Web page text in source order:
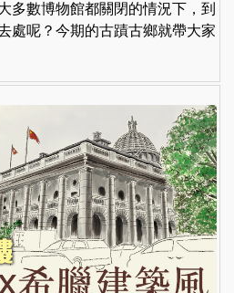
多數博物館都關閉的情況下，到
處呢？今期的古蹟古鄉就帶大家